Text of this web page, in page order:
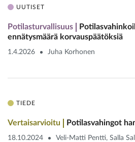
UUTISET
Potilasturvallisuus
ennätysmäärä korvauspäätöksiä
1.4.2026 Juha Korhonen
TIEDE
Vertaisarvioitu Potilasvahingot
18.10.2024 Veli-Matti Pentti, Salla